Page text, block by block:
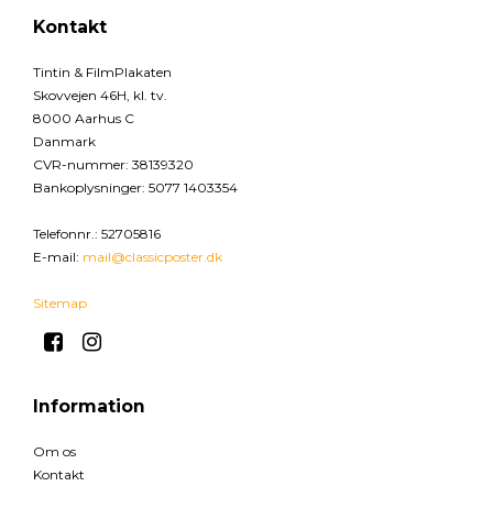
Kontakt
Tintin & FilmPlakaten
Skovvejen 46H, kl. tv.
8000 Aarhus C
Danmark
CVR-nummer: 38139320
Bankoplysninger: 5077 1403354
Telefonnr. : 52705816
E-mail: mail@classicposter.dk
Sitemap
Information
Om os
Kontakt